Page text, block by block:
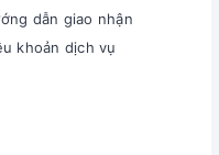
suất cao so với các
dẫn giao nhận
khoản dịch vụ